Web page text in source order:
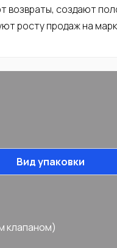
возвраты, создают
росту продаж на
Вид упаковки
клапаном)